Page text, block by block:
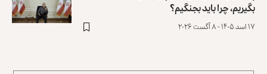
بگیریم، چرا باید بجنگیم؟
۱۷ اسد ۱۴۰۵ - ۸ آگست ۲۰۲۶